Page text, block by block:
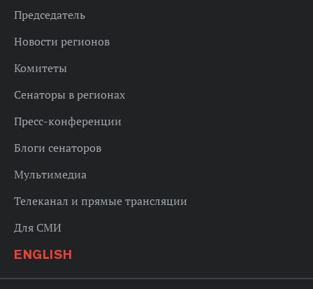
Председатель
Новости регионов
Комитеты
Сенаторы в регионах
Пресс-конференции
Блоги сенаторов
Мультимедиа
Телеканал и прямые трансляции
Для СМИ
ENGLISH